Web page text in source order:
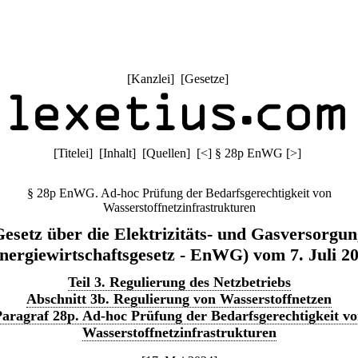
[Kanzlei] [Gesetze]
[Titelei] [Inhalt] [Quellen] [<] § 28p EnWG [>]
§ 28p EnWG. Ad-hoc Prüfung der Bedarfsgerechtigkeit von
Wasserstoffnetzinfrastrukturen
über die Elektrizitäts- und
- EnWG) vom 7. Juli
Teil 3. Regulierung des Netzbetriebs
Abschnitt 3b. Regulierung von Wasserstoffnetzen
28p. Ad-hoc Prüfung der Bedarfsgerechtigkeit
Wasserstoffnetzinfrastrukturen